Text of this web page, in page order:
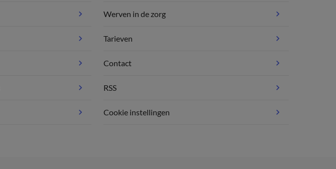
Werven in de zorg
Tarieven
Contact
RSS
Cookie instellingen